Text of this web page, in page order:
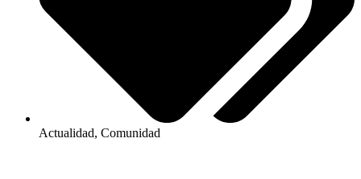
Actualidad, Comunidad